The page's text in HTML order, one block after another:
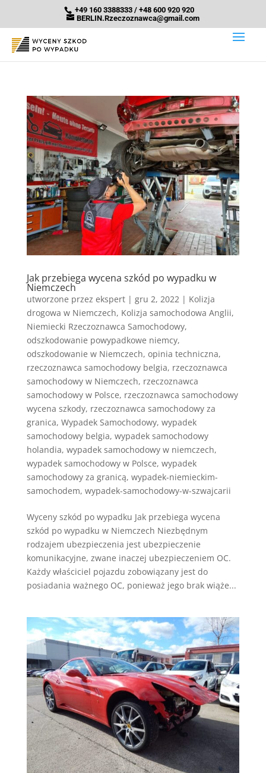
+49 160 3388333 / +48 600 920 920
BERLIN.Rzeczoznawca@gmail.com
Jak przebiega wycena szkód po wypadku w
Niemczech
utworzone przez ekspert| gru 2, 2022| Kolizja
drogowa w Niemczech, Kolizja samochodowa Anglii,
Niemiecki Rzeczoznawca Samochodowy,
odszkodowanie powypadkowe niemcy,
odszkodowanie w Niemczech, opinia techniczna,
rzeczoznawca samochodowy belgia, rzeczoznawca
samochodowy w Niemczech, rzeczoznawca
samochodowy w Polsce, rzeczoznawca samochodowy
wycena szkody, rzeczoznawca samochodowy za
granica, Wypadek Samochodowy, wypadek
samochodowy belgia, wypadek samochodowy
holandia, wypadek samochodowy w niemczech,
wypadek samochodowy w Polsce, wypadek
samochodowy za granicą, wypadek-niemieckim-
samochodem, wypadek-samochodowy-w-szwajcarii
Wyceny szkód po wypadku Jak przebiega wycena
szkód po wypadku w Niemczech Niezbędnym
rodzajem ubezpieczenia jest ubezpieczenie
komunikacyjne, zwane inaczej ubezpieczeniem OC.
Każdy właściciel pojazdu zobowiązany jest do
posiadania ważnego OC, ponieważ jego brak wiąże...